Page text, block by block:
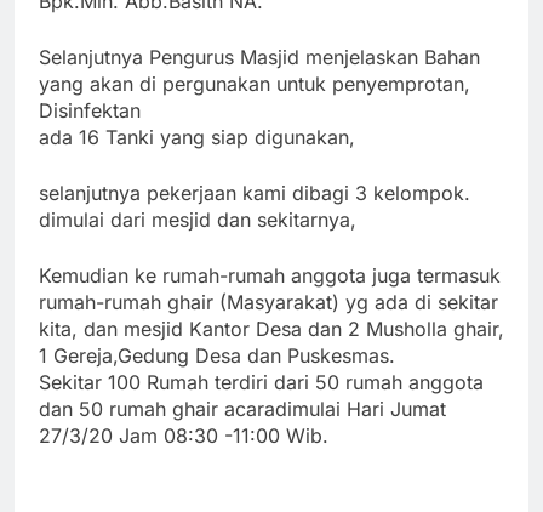
Selanjutnya Pengurus Masjid menjelaskan Bahan
yang akan di pergunakan untuk penyemprotan,
Disinfektan
ada 16 Tanki yang siap digunakan,
selanjutnya pekerjaan kami dibagi 3 kelompok.
dimulai dari mesjid dan sekitarnya,
Kemudian ke rumah-rumah anggota juga termasuk
rumah-rumah ghair (Masyarakat) yg ada di sekitar
kita, dan mesjid Kantor Desa dan 2 Musholla ghair,
1 Gereja,Gedung Desa dan Puskesmas.
Sekitar 100 Rumah terdiri dari 50 rumah anggota
dan 50 rumah ghair acaradimulai Hari Jumat
27/3/20 Jam 08:30 -11:00 Wib.